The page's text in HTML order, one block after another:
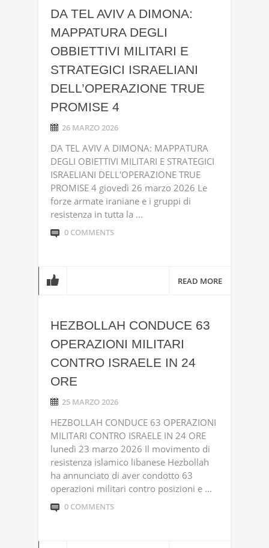
DA TEL AVIV A DIMONA:
MAPPATURA DEGLI
OBBIETTIVI MILITARI E
STRATEGICI ISRAELIANI
DELL’OPERAZIONE TRUE
PROMISE 4
26 MARZO 2026
DA TEL AVIV A DIMONA: MAPPATURA
DEGLI OBIETTIVI MILITARI E STRATEGICI
ISRAELIANI DELL'OPERAZIONE TRUE
PROMISE 4 giovedì 26 marzo 2026 Le
forze armate iraniane e i gruppi di
resistenza in tutta la ...
0 COMMENTS
READ MORE
HEZBOLLAH CONDUCE 63
OPERAZIONI MILITARI
CONTRO ISRAELE IN 24
ORE
25 MARZO 2026
HEZBOLLAH CONDUCE 63 OPERAZIONI
MILITARI CONTRO ISRAELE IN 24 ORE
lunedì 23 marzo 2026 Il movimento di
resistenza islamico libanese Hezbollah
ha annunciato di aver condotto 63
operazioni militari contro posizioni e ...
0 COMMENTS